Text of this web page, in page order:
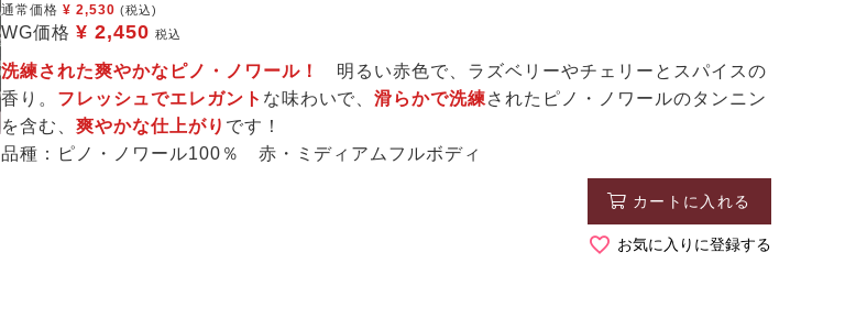
通常価格 ¥ 2,530 (税込)
WG価格 ¥ 2,450 税込
洗練された爽やかなピノ・ノワール！
明るい赤色で、ラズベリーやチェリーとスパイスの
香り。 フレッシュでエレガント な味わいで、滑らかで洗練されたピノ・ノワールのタンニン
を含む、爽やかな仕上がり です！
品種：ピノ・ノワール100％ 赤・ミディアムフルボディ
カートに入れる
お気に入りに登録する